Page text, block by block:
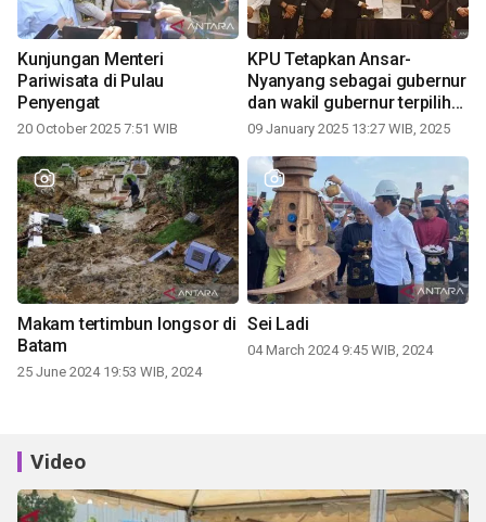
Kunjungan Menteri
Pariwisata di Pulau
Penyengat
20 October 2025 7:51 WIB
KPU Tetapkan Ansar-
Nyanyang sebagai gubernur
dan wakil gubernur terpilih
periode 2025-2030
09 January 2025 13:27 WIB, 2025
Makam tertimbun longsor di
Batam
25 June 2024 19:53 WIB, 2024
Sei Ladi
04 March 2024 9:45 WIB, 2024
Video